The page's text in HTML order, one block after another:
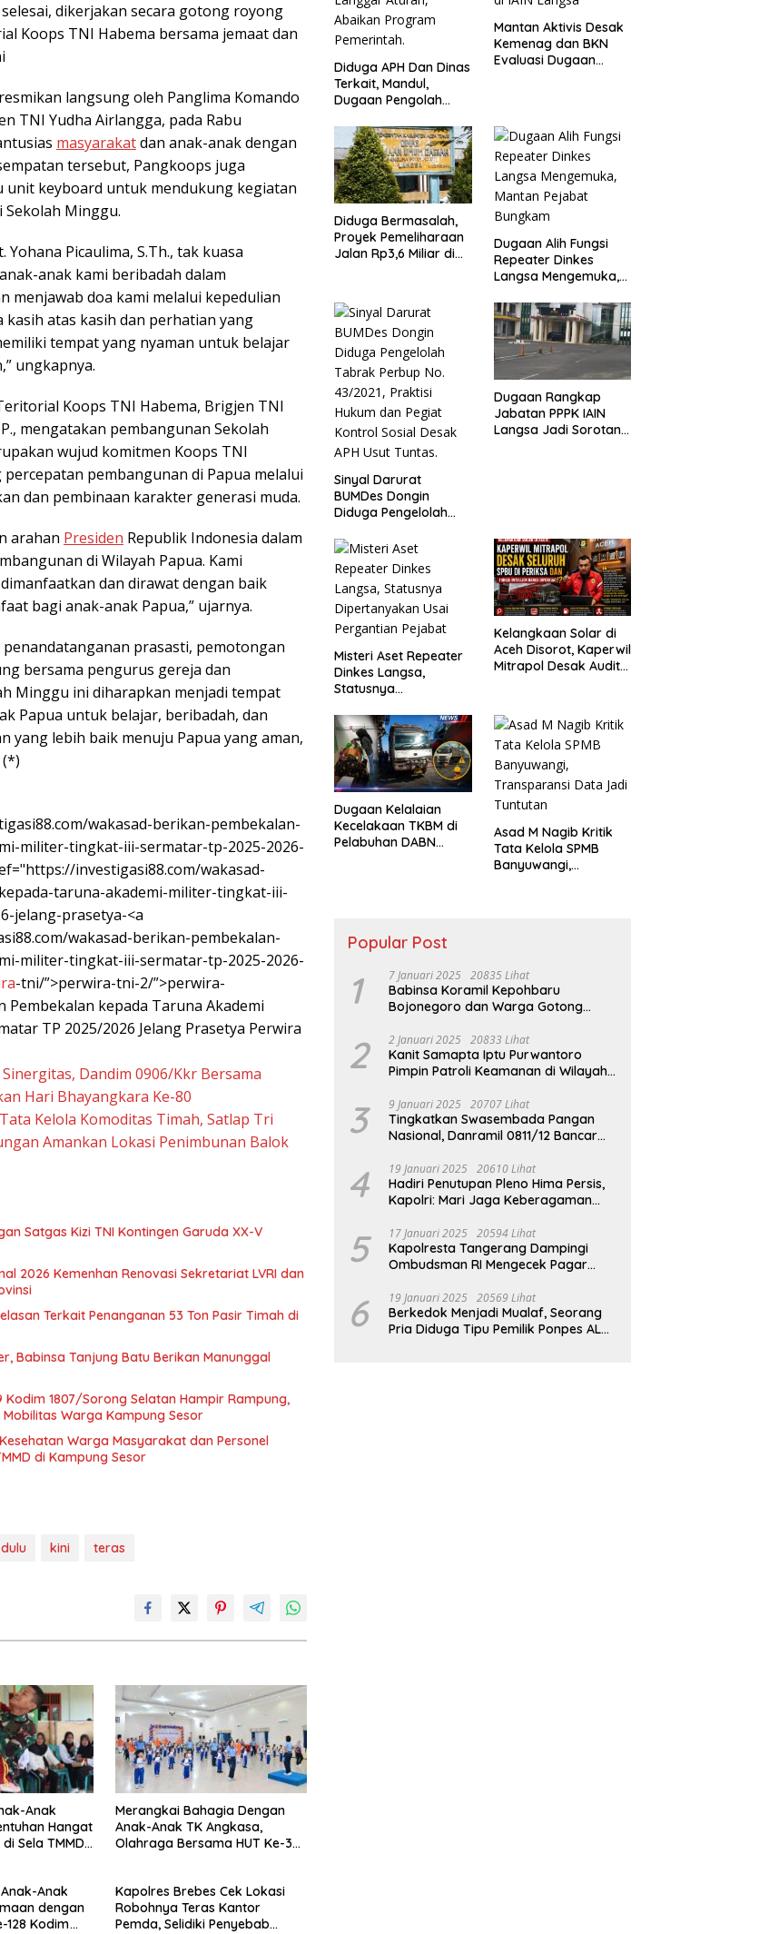
dikerjakan secara gotong royong
Koops TNI Habema bersama jemaat dan
langsung oleh Panglima Komando
TNI Yudha Airlangga, pada Rabu
masyarakatdan anak-anak dengan
tersebut, Pangkoops juga
unit keyboard untuk mendukung kegiatan
Sekolah Minggu.
Yohana Picaulima, S.Th., tak kuasa
anak kami beribadah dalam
menjawab doa kami melalui kepedulian
kasih atas kasih dan perhatian yang
tempat yang nyaman untuk belajar
ungkapnya.
Koops TNI Habema, Brigjen TNI
mengatakan pembangunan Sekolah
wujud komitmen Koops TNI
pembangunan di Papua melalui
dan pembinaan karakter generasi muda.
arahan Presiden Republik Indonesia dalam
di Wilayah Papua. Kami
dan dirawat dengan baik
bagi anak-anak Papua,” ujarnya.
prasasti, pemotongan
bersama pengurus gereja dan
Minggu ini diharapkan menjadi tempat
Papua untuk belajar, beribadah, dan
yang lebih baik menuju Papua yang aman,
wakasad-berikan-pembekalan-
militer-tingkat-iii-sermatar-tp-2025-2026-
investigasi88.com/wakasad-
taruna-akademi-militer-tingkat-iii-
jelang-prasetya-<a
wakasad-berikan-pembekalan-
militer-tingkat-iii-sermatar-tp-2025-2026-
-tni/”>perwira-tni-2/”>perwira-
Pembekalan kepada Taruna Akademi
TP 2025/2026 Jelang Prasetya Perwira
Dandim 0906/Kkr Bersama
Hari Bhayangkara Ke-80
Kelola Komoditas Timah, Satlap Tri
Amankan Lokasi Penimbunan Balok
Satgas Kizi TNI Kontingen Garuda XX-V
2026 Kemenhan Renovasi Sekretariat LVRI dan
Terkait Penanganan 53 Ton Pasir Timah di
Babinsa Tanjung Batu Berikan Manunggal
Kodim 1807/Sorong Selatan Hampir Rampung,
Warga Kampung Sesor
Warga Masyarakat dan Personel
di Kampung Sesor
dulu kini teras
Anak
Hangat
Sela TMMD
Merangkai Bahagia Dengan
Anak-Anak TK Angkasa,
Olahraga Bersama HUT Ke-38
Anak
dengan
128 Kodim
Kapolres Brebes Cek Lokasi
Robohnya Teras Kantor
Pemda, Selidiki Penyebab
Diduga APH Dan Dinas
Terkait, Mandul,
Dugaan Pengolah
Langgar Aturan,
Abaikan Program
Pemerintah.
Mantan Aktivis Desak
Kemenag dan BKN
Evaluasi Dugaan
Diduga Bermasalah,
Proyek Pemeliharaan
Jalan Rp3,6 Miliar di
Dugaan Alih Fungsi
Repeater Dinkes
Langsa Mengemuka,
Bungkam
Sinyal Darurat
BUMDes Dongin
Diduga Pengelolah
43/2021, Praktisi
Hukum dan Pegiat
Kontrol Sosial Desak
APH Usut Tuntas.
Dugaan Rangkap
Jabatan PPPK IAIN
Langsa Jadi Sorotan,
Misteri Aset Repeater
Dinkes Langsa,
Statusnya
Pergantian Pejabat
Kelangkaan Solar di
Aceh Disorot, Kaperwil
Mitrapol Desak Audit
Dugaan Kelalaian
Kecelakaan TKBM di
Pelabuhan DABN
Asad M Nagib Kritik
Tata Kelola SPMB
Banyuwangi,
Popular Post
1 7 Januari 2025 20835 Lihat
Babinsa Koramil Kepohbaru
Bojonegoro dan Warga Gotong
Gedung SDN Pejok
2 2 Januari 2025 20833 Lihat
Kanit Samapta Iptu Purwantoro
Pimpin Patroli Keamanan di Wilayah
3 9 Januari 2025 20707 Lihat
Tingkatkan Swasembada Pangan
Nasional, Danramil 0811/12 Bancar
Petani Tanam Padi Di Desa Pugoh
4 19 Januari 2025 20610 Lihat
Hadiri Penutupan Pleno Hima Persis,
Kapolri: Mari Jaga Keberagaman
2045
5 17 Januari 2025 20594 Lihat
Kapolresta Tangerang Dampingi
Ombudsman RI Mengecek Pagar
6 19 Januari 2025 20569 Lihat
Berkedok Menjadi Mualaf, Seorang
Pria Diduga Tipu Pemilik Ponpes AL